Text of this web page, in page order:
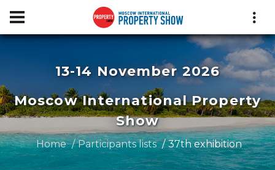
13-14 November 2026
Moscow International Property
Show
Home Participants lists 37th exhibition